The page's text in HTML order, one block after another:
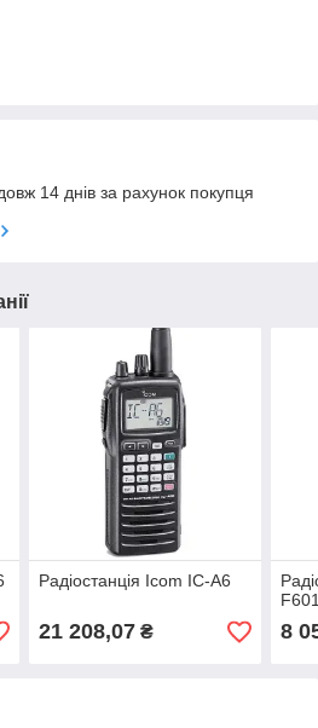
14 днів за рахунок покупця
Радіостанція Icom IC-A6
21 208,07₴ 8